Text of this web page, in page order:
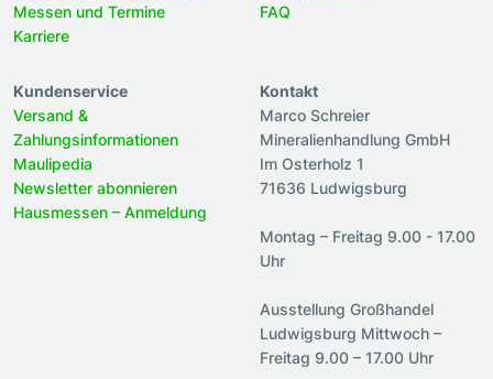
Messen und Termine
Karriere
FAQ
Kundenservice
Versand &
Zahlungsinformationen
Maulipedia
Newsletter abonnieren
Hausmessen – Anmeldung
Kontakt
Marco Schreier
Mineralienhandlung GmbH
Im Osterholz 1
71636 Ludwigsburg
Montag – Freitag 9.00 - 17.00
Uhr
Ausstellung Großhandel
Ludwigsburg Mittwoch –
Freitag 9.00 – 17.00 Uhr